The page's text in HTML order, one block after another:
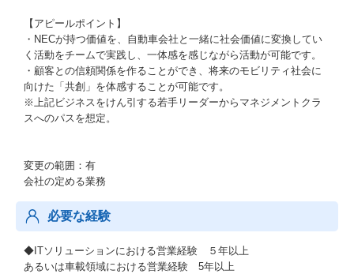
【アピールポイント】
・NECが持つ価値を、自動車会社と一緒に社会価値に変換してい
く活動をチームで実践し、一体感を感じながら活動が可能です。
・顧客との信頼関係を作ることができ、将来のモビリティ社会に
向けた「共創」を体感することが可能です。
※上記ビジネスをけん引する若手リーダーからマネジメントクラ
スへのパスを想定。
変更の範囲：有
会社の定める業務
必要な経験
◆ITソリューションにおける営業経験 ５年以上
あるいは車載領域における営業経験 5年以上